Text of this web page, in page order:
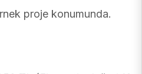
proje konumunda.